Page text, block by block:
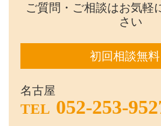
ご質問・ご相談はお気軽
さい
初回相談無料
名古屋
TEL 052-253-